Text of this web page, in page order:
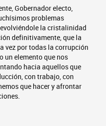
Gobernador electo,
problemas
la cristalinidad
definitivamente, que la
vez por todas la corrupción
un elemento que nos
hacia aquellos que
con trabajo, con
que hacer y afrontar